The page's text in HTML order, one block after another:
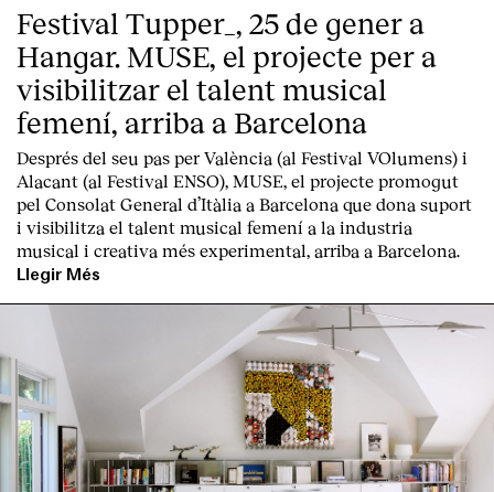
Festival Tupper_, 25 de gener a
Hangar. MUSE, el projecte per a
visibilitzar el talent musical
femení, arriba a Barcelona
Després del seu pas per València (al Festival VOlumens) i
Alacant (al Festival ENSO), MUSE, el projecte promogut
pel Consolat General d’Itàlia a Barcelona que dona suport
i visibilitza el talent musical femení a la industria
musical i creativa més experimental, arriba a Barcelona.
Llegir Més